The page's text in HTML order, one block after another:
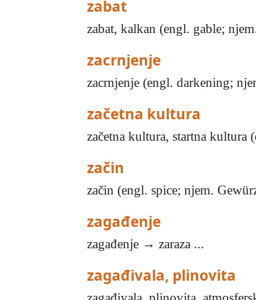
zabat
zabat, kalkan (engl. gable;
zacrnjenje
zacrnjenje (engl. darkening;
začetna kultura
začetna kultura, startna kultura
začin
začin (engl. spice; njem.
zagađenje
zagađenje → zaraza ...
zagađivala, plinovita